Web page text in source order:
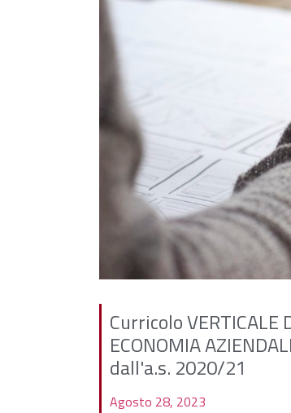
Curricolo VERTICALE
ECONOMIA
dall'a.s. 2020/21
Agosto 28, 2023